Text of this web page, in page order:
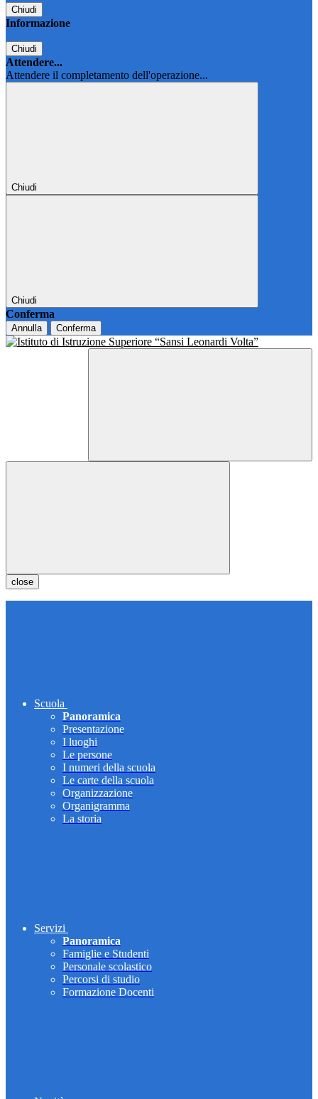
Chiudi
Informazione
Chiudi
Attendere...
Attendere il completamento dell'operazione...
Chiudi
Chiudi
Conferma
Annulla Conferma
close
Scuola
Panoramica
Presentazione
I luoghi
Le persone
I numeri della scuola
Le carte della scuola
Organizzazione
Organigramma
La storia
Servizi
Panoramica
Famiglie e Studenti
Personale scolastico
Percorsi di studio
Formazione Docenti